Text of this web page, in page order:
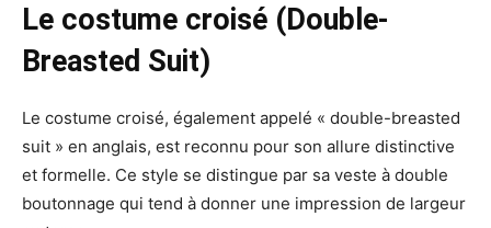
Le costume croisé (Double-
Breasted Suit)
Le costume croisé, également appelé « double-breasted
suit » en anglais, est reconnu pour son allure distinctive
et formelle. Ce style se distingue par sa veste à double
boutonnage qui tend à donner une impression de largeur